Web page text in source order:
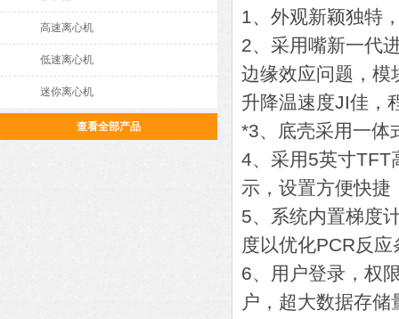
高速离心机
低速离心机
迷你离心机
查看全部产品
1、外观新颖独特
2、采用嘴新一代
边缘效应问题，模
升降温速度JI佳，
*3、底壳采用一体
4、采用5英寸TFT
示，设置方便快捷
5、系统内置梯度
度以优化PCR反应
6、用户登录，权
户，超大数据存